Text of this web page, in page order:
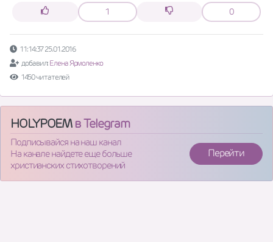
1 0
11:14:37 25.01.2016
добавил: Елена Ярмоленко
1450 читателей
HOLYPOEMв Telegram
Подписывайся на наш канал
На канале найдете еще больше
христианских стихотворений
Перейти